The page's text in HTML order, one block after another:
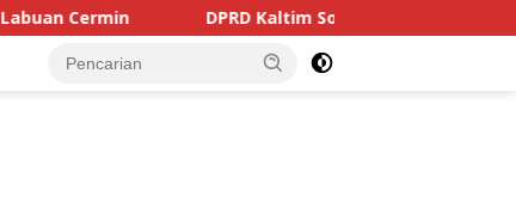
DPRD Kaltim Soroti Dominasi Truk Tambang di Jalan